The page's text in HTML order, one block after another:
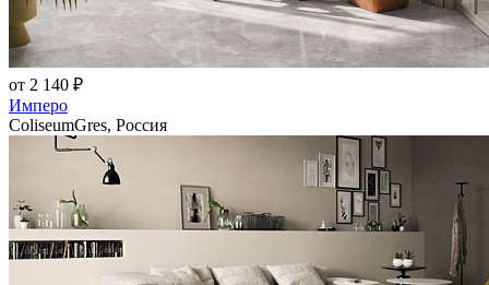
от 2 140 ₽
Имперо
ColiseumGres, Россия